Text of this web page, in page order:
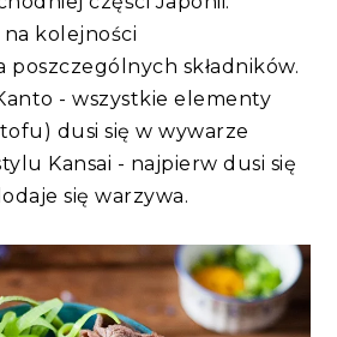
kolejności
składników.
- wszystkie elementy
dusi się w wywarze
Kansai - najpierw dusi się
się warzywa.